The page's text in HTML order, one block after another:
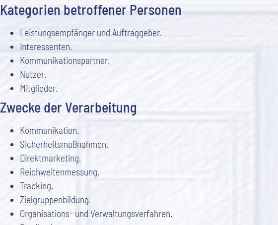
Kategorien betroffener Personen
Leistungsempfänger und Auftraggeber.
Interessenten.
Kommunikationspartner.
Nutzer.
Mitglieder.
Zwecke der Verarbeitung
Kommunikation.
Sicherheitsmaßnahmen.
Direktmarketing.
Reichweitenmessung.
Tracking.
Zielgruppenbildung.
Organisations- und Verwaltungsverfahren.